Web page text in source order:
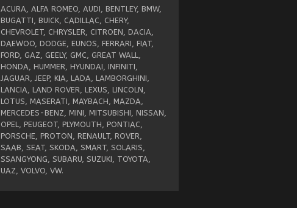
ACURA, ALFA ROMEO, AUDI, BENTLEY, BMW,
BUGATTI, BUICK, CADILLAC, CHERY,
CHEVROLET, CHRYSLER, CITROEN, DACIA,
DAEWOO, DODGE, EUNOS, FERRARI, FIAT,
FORD, GAZ, GEELY, GMC, GREAT WALL,
HONDA, HUMMER, HYUNDAI, INFINITI,
JAGUAR, JEEP, KIA, LADA, LAMBORGHINI,
LANCIA, LAND ROVER, LEXUS, LINCOLN,
LOTUS, MASERATI, MAYBACH, MAZDA,
MERCEDES-BENZ, MINI, MITSUBISHI, NISSAN,
OPEL, PEUGEOT, PLYMOUTH, PONTIAC,
PORSCHE, PROTON, RENAULT, ROVER,
SAAB, SEAT, SKODA, SMART, SOLARIS,
SSANGYONG, SUBARU, SUZUKI, TOYOTA,
UAZ, VOLVO, VW.